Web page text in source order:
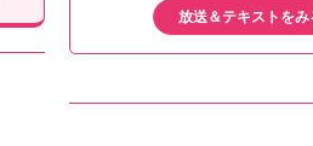
放送＆テキストをみ